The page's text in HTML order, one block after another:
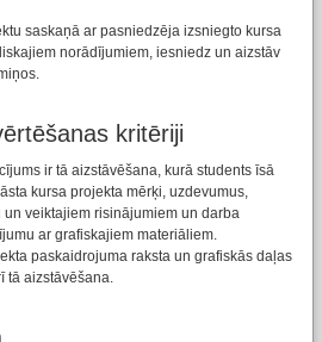
saskaņā ar pasniedzēja izsniegto kursa
norādījumiem, iesniedz un aizstāv
kritēriji
ir tā aizstāvēšana, kurā students īsā
kursa projekta mērķi, uzdevumus,
veiktajiem risinājumiem un darba
ar grafiskajiem materiāliem.
paskaidrojuma raksta un grafiskās daļas
tā aizstāvēšana.